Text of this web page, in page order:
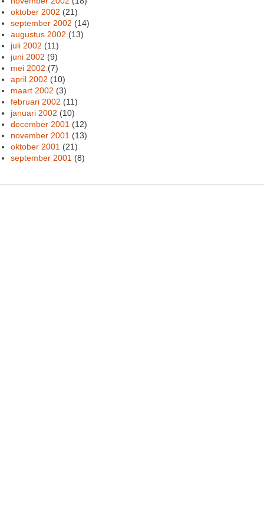
oktober 2002 (21)
september 2002 (14)
augustus 2002 (13)
juli 2002 (11)
juni 2002 (9)
mei 2002 (7)
april 2002 (10)
maart 2002 (3)
februari 2002 (11)
januari 2002 (10)
december 2001 (12)
november 2001 (13)
oktober 2001 (21)
september 2001 (8)